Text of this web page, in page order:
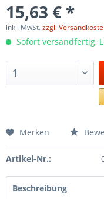
15,63 € *
inkl. MwSt.zzgl.
Sofort versandfertig,
Merken
Artikel-Nr.:
Beschreibung